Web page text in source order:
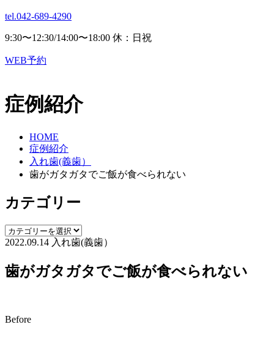
tel.042-689-4290
9:30〜12:30/14:00〜18:00 休：日祝
WEB予約
症例紹介
HOME
症例紹介
入れ歯(義歯）
歯がガタガタでご飯が食べられない
カテゴリー
2022.09.14 入れ歯(義歯）
歯がガタガタでご飯が食べられない
Before